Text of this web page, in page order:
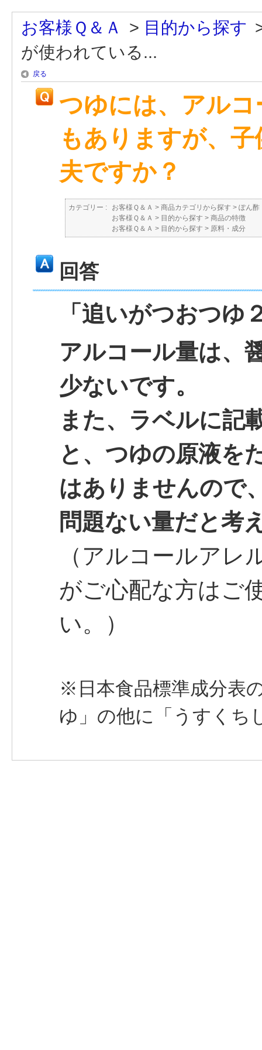
お客様Ｑ＆Ａ > 目的から探す
が使われている...
戻る
つゆには、アル
もありますが、
夫ですか？
カテゴリー : お客様Ｑ＆Ａ > 商品カテゴリから探す > ぽん酢
お客様Ｑ＆Ａ > 目的から探す > 商品の特徴
お客様Ｑ＆Ａ > 目的から探す > 原料・成分
回答
「追いがつおつゆ
アルコール量は、
少ないです。
また、ラベルに記
と、つゆの原液を
はありませんので
問題ない量だと考
（アルコールアレ
がご心配な方はご
い。）
※日本食品標準成分表
ゆ」の他に「うすくち